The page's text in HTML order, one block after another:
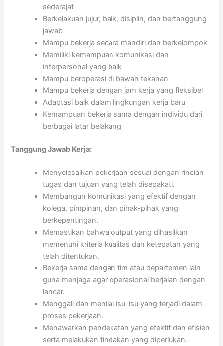
sederajat
Berkelakuan jujur, baik, disiplin, dan bertanggung
jawab
Mampu bekerja secara mandiri dan berkelompok
Memiliki kemampuan komunikasi dan
interpersonal yang baik
Mampu beroperasi di bawah tekanan
Mampu bekerja dengan jam kerja yang fleksibel
Adaptasi baik dalam lingkungan kerja baru
Kemampuan bekerja sama dengan individu dari
berbagai latar belakang
Tanggung Jawab Kerja:
Menyelesaikan pekerjaan sesuai dengan rincian
tugas dan tujuan yang telah disepakati.
Membangun komunikasi yang efektif dengan
kolega, pimpinan, dan pihak-pihak yang
berkepentingan.
Memastikan bahwa output yang dihasilkan
memenuhi kriteria kualitas dan ketepatan yang
telah ditentukan.
Bekerja sama dengan tim atau departemen lain
guna menjaga agar operasional berjalan dengan
lancar.
Menggali dan menilai isu-isu yang terjadi dalam
proses pekerjaan.
Menawarkan pendekatan yang efektif dan efisien
serta melakukan tindakan yang diperlukan.